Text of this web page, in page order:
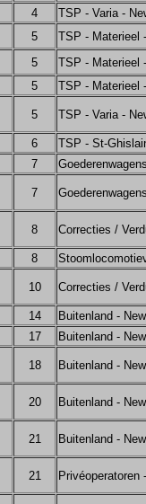
4
TSP - Varia -
5
TSP - Materieel
5
TSP - Materieel
5 TSP - Materieel
5 TSP - Varia -
6
TSP - St-
7
7
8 Correcties /
8
10 Correcties /
14
Buitenland -
17 Buitenland -
18 Buitenland -
20 Buitenland -
21 Buitenland -
21 Privéoperatoren